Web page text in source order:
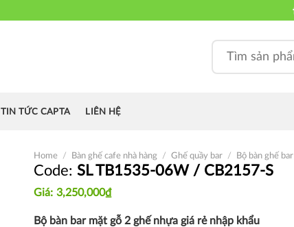
for:
TIN TỨC CAPTA LIÊN HỆ
Home / Bàn ghế cafe nhà hàng / Ghế quầy bar / Bộ bàn ghế bar
SL TB1535-06W / CB2157-S
3,250,000₫
Bộ bàn bar mặt gỗ 2 ghế nhựa giá rẻ nhập khẩu